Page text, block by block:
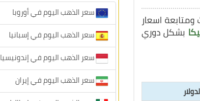
ومتابعة اسعار
بشكل دوري
سعر الذهب اليوم في أوروبا
سعر الذهب اليوم في إسبانيا
سعر الذهب اليوم في إندونيسيا
سعر الذهب اليوم في إيران